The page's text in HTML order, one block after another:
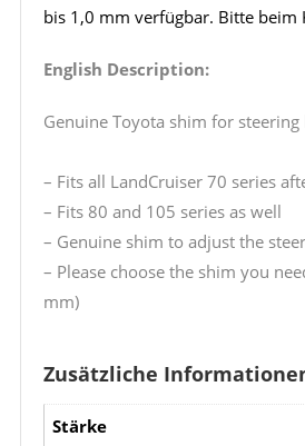
bis 1,0 mm verfügbar. Bitte beim
English Description:
Genuine Toyota shim for steering
– Fits all LandCruiser 70 series
– Fits 80 and 105 series as well
– Genuine shim to adjust the
– Please choose the shim you
mm)
Zusätzliche
Stärke